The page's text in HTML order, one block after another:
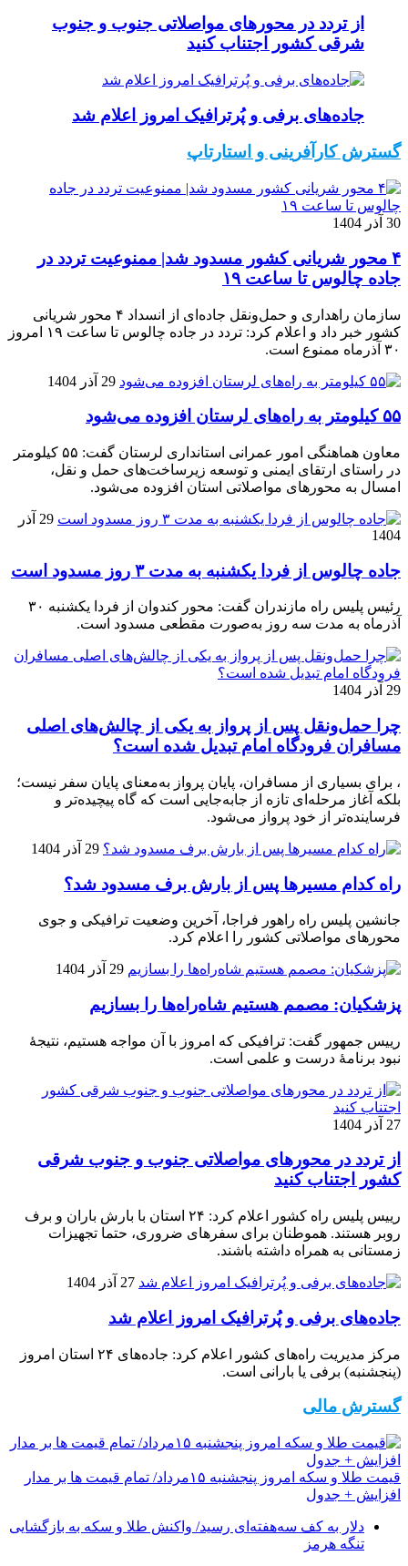
از تردد در محورهای مواصلاتی جنوب و جنوب
شرقی کشور اجتناب کنید
جاده‌های برفی و پُرترافیک امروز اعلام شد
گسترش کارآفرینی و استارتاپ
30 آذر 1404
۴ محور شریانی کشور مسدود شد| ممنوعیت تردد در
جاده چالوس تا ساعت ۱۹
سازمان راهداری و حمل‌ونقل جاده‌ای از انسداد ۴ محور شریانی
کشور خبر داد و اعلام کرد: تردد در جاده چالوس تا ساعت ۱۹ امروز
۳۰ آذرماه ممنوع است.
29 آذر 1404
۵۵ کیلومتر به راه‌های لرستان افزوده می‌شود
معاون هماهنگی امور عمرانی استانداری لرستان گفت: ۵۵ کیلومتر
در راستای ارتقای ایمنی و توسعه زیرساخت‌های حمل و نقل،
امسال به محورهای مواصلاتی استان افزوده می‌شود.
29 آذر
1404
جاده چالوس از فردا یکشنبه به مدت ۳ روز مسدود است
رئیس پلیس راه مازندران گفت: محور کندوان از فردا یکشنبه ۳۰
آذرماه به مدت سه روز به‌صورت مقطعی مسدود است.
29 آذر 1404
چرا حمل‌ونقل پس از پرواز به یکی از چالش‌های اصلی
مسافران فرودگاه امام تبدیل شده است؟
، برای بسیاری از مسافران، پایان پرواز به‌معنای پایان سفر نیست؛
بلکه آغاز مرحله‌ای تازه از جابه‌جایی است که گاه پیچیده‌تر و
فرساینده‌تر از خود پرواز می‌شود.
29 آذر 1404
راه کدام مسیرها پس از بارش برف مسدود شد؟
جانشین پلیس راه راهور فراجا، آخرین وضعیت ترافیکی و جوی
محورهای مواصلاتی کشور را اعلام کرد.
29 آذر 1404
پزشکیان: مصمم هستیم شاه‌راه‌ها را بسازیم
رییس جمهور گفت: ترافیکی که امروز با آن مواجه هستیم، نتیجۀ
نبود برنامۀ درست و علمی است.
27 آذر 1404
از تردد در محورهای مواصلاتی جنوب و جنوب شرقی
کشور اجتناب کنید
رییس پلیس راه کشور اعلام کرد: ۲۴ استان با بارش باران و برف
روبر هستند. هموطنان برای سفرهای ضروری، حتما تجهیزات
زمستانی به همراه داشته باشند.
27 آذر 1404
جاده‌های برفی و پُرترافیک امروز اعلام شد
مرکز مدیریت راه‌های کشور اعلام کرد: جاده‌های ۲۴ استان امروز
(پنجشنبه) برفی یا بارانی است.
گسترش مالی
قیمت طلا و سکه امروز پنجشنبه ۱۵مرداد/ تمام قیمت ها بر مدار
افزایش + جدول
دلار به کف سه‌هفته‌ای رسید/ واکنش طلا و سکه به بازگشایی
تنگه هرمز